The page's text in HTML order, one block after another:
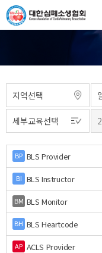
BP BLS Provider
BI BLS Instructor
BM BLS Monitor
BH BLS Heartcode
AP ACLS Provider